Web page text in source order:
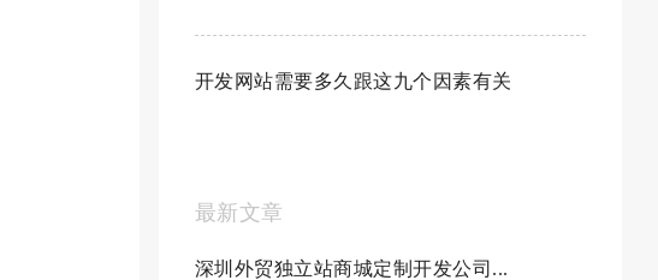
开发网站需要多久跟这九个因素有关
最新文章
深圳外贸独立站商城定制开发公司...